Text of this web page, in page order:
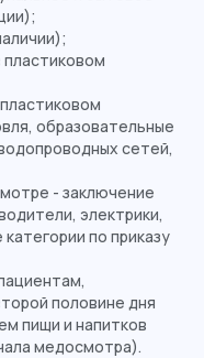
пластиковом
образовательные
сетей,
- заключение
электрики,
по приказу
половине дня
пищи и напитков
медосмотра).